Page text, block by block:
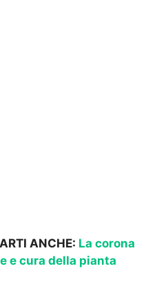
ANCHE: La corona
e cura della pianta